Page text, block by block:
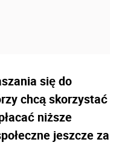
się do
chcą skorzystać
niższe
jeszcze za